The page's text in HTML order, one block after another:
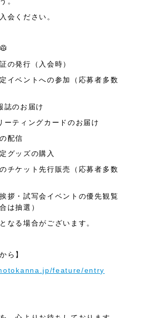
会ください。
の発行（入会時）
イベントへの参加（応募者多数
誌のお届け
ーティングカードのお届け
配信
グッズの購入
チケット先行販売（応募者多数
拶・試写会イベントの優先観覧
は抽選）
なる場合がございます。
ら】
feature/entry